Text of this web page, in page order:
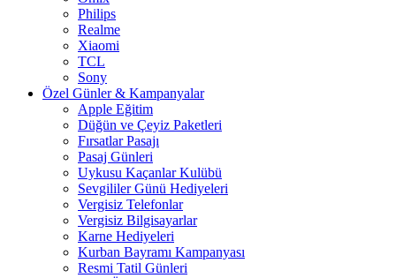
Philips
Realme
Xiaomi
TCL
Sony
Özel Günler & Kampanyalar
Apple Eğitim
Düğün ve Çeyiz Paketleri
Fırsatlar Pasajı
Pasaj Günleri
Uykusu Kaçanlar Kulübü
Sevgililer Günü Hediyeleri
Vergisiz Telefonlar
Vergisiz Bilgisayarlar
Karne Hediyeleri
Kurban Bayramı Kampanyası
Resmi Tatil Günleri